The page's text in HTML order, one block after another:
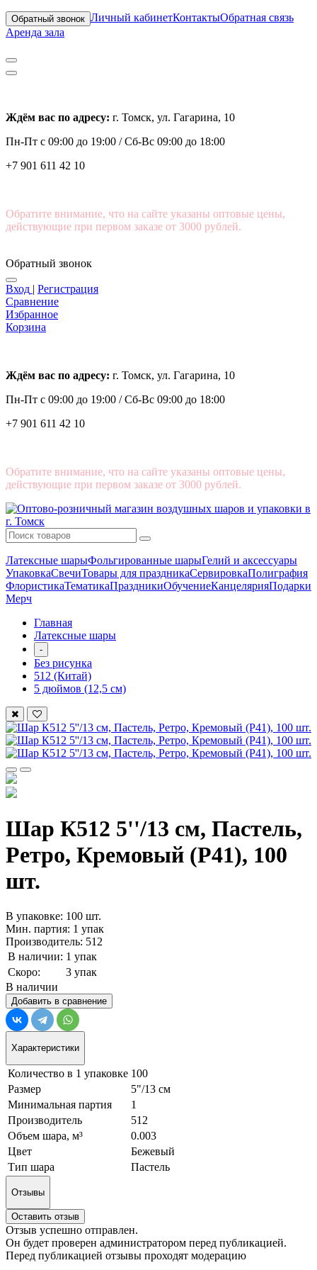
Обратный звонок Личный кабинетКонтактыОбратная связь
Аренда зала
Ждём вас по адресу: г. Томск, ул. Гагарина, 10
Пн-Пт с 09:00 до 19:00 /Сб-Вс 09:00 до 18:00
+7 901 611 42 10
Обратите внимание, что на сайте указаны оптовые цены,
действующие при первом заказе от 3000 рублей.
Обратный звонок
Вход | Регистрация
Сравнение
Избранное
Корзина
Ждём вас по адресу: г. Томск, ул. Гагарина, 10
Пн-Пт с 09:00 до 19:00 /Сб-Вс 09:00 до 18:00
+7 901 611 42 10
Обратите внимание, что на сайте указаны оптовые цены,
действующие при первом заказе от 3000 рублей.
Латексные шарыФольгированные шарыГелий и аксессуары
УпаковкаСвечиТовары для праздникаСервировкаПолиграфия
ФлористикаТематикаПраздникиОбучениеКанцелярияПодарки
Мерч
Главная
Латексные шары
-
Без рисунка
512 (Китай)
5 дюймов (12,5 см)
Шар К512 5''/13 см, Пастель,
Ретро, Кремовый (P41), 100
шт.
В упаковке: 100 шт.
Мин. партия: 1 упак
Производитель: 512
В наличии: 1 упак
Скоро:
3 упак
В наличии
Добавить в сравнение
Характеристики
Количество в 1 упаковке 100
Размер
5"/13 см
Минимальная партия
1
Производитель
512
Объем шара, м³
0.003
Цвет
Бежевый
Тип шара
Пастель
Отзывы
Оставить отзыв
Отзыв успешно отправлен.
Он будет проверен администратором перед публикацией.
Перед публикацией отзывы проходят модерацию